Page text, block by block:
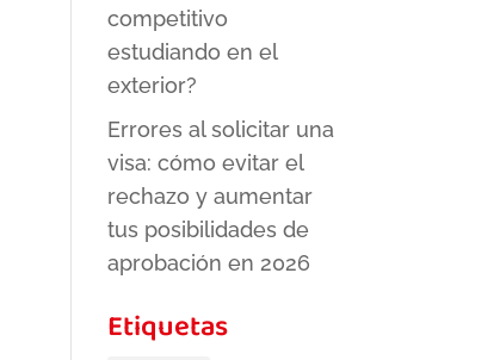
competitivo
estudiando en el
exterior?
Errores al solicitar una
visa: cómo evitar el
rechazo y aumentar
tus posibilidades de
aprobación en 2026
Etiquetas